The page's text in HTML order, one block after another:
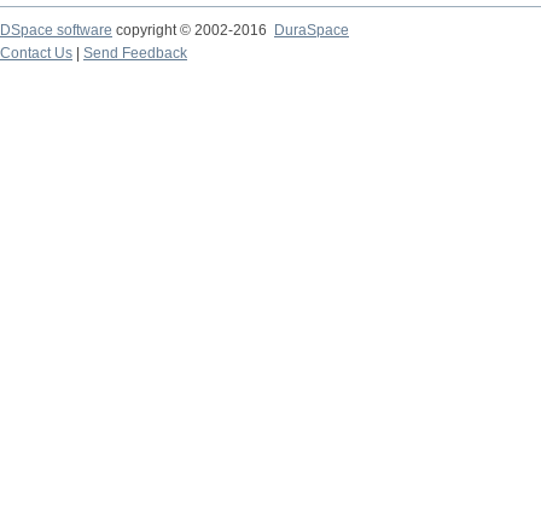
DSpace software copyright © 2002-2016
DuraSpace
Contact Us
Send Feedback